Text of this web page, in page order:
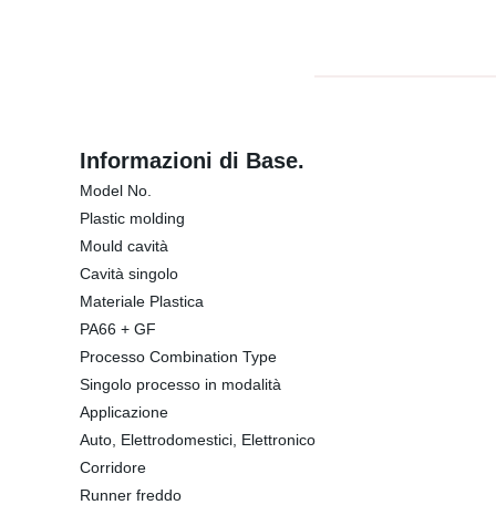
Informazioni di Base.
Model No.
Plastic molding
Mould cavità
Cavità singolo
Materiale Plastica
PA66 + GF
Processo Combination Type
Singolo processo in modalità
Applicazione
Auto, Elettrodomestici, Elettronico
Corridore
Runner freddo